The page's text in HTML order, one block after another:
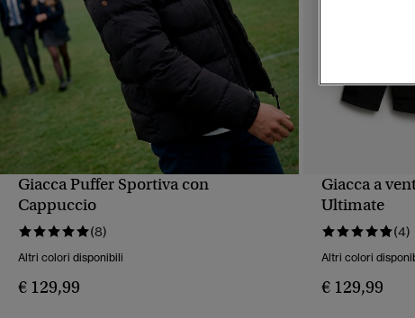
VISUALIZZAZIONE RAPIDA
Giacca Puffer Sportiva con
Cappuccio
(8)
Altri colori disponibili
€ 129,99
Giacca a
Ultimate
(4)
Altri colori
€ 129,99